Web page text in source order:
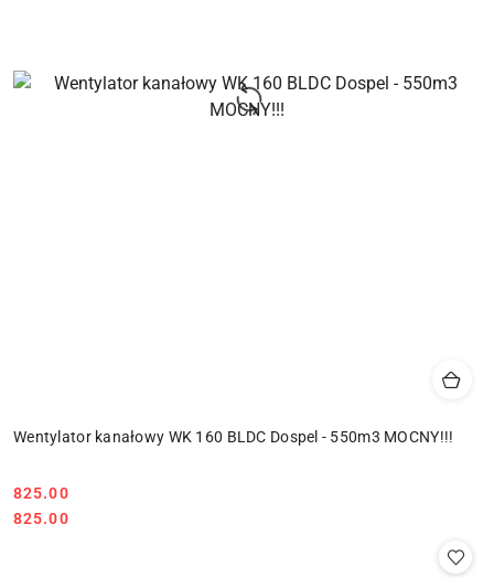
Wentylator kanałowy WK 160 BLDC Dospel - 550m3 MOCNY!!!
Cena:
825.00
Cena:
825.00